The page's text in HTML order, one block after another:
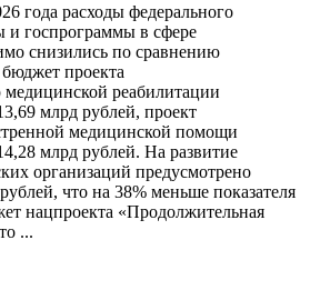
года расходы федерального
и госпрограммы в сфере
снизились по сравнению
проекта
реабилитации
млрд рублей, проект
медицинской помощи
млрд рублей. На развитие
организаций предусмотрено
что на 38% меньше показателя
нацпроекта «Продолжительная
...